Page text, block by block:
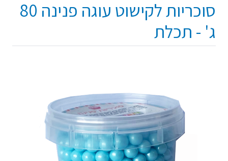
סוכריות לקישוט עוגה פנינה 80
ג' - תכלת